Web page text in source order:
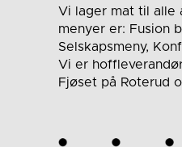
Vi lager mat til alle
menyer er: Fusion
Selskapsmeny,
Vi er
Fjøset på Roterud